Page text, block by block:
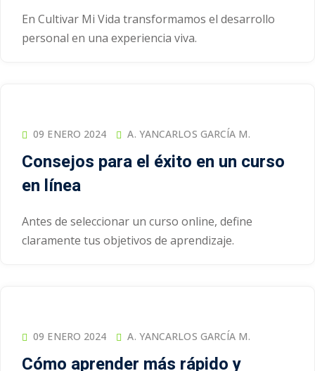
En Cultivar Mi Vida transformamos el desarrollo
personal en una experiencia viva.
09 ENERO 2024 A. YANCARLOS GARCÍA M.
Consejos para el éxito en un curso
en línea
Antes de seleccionar un curso online, define
claramente tus objetivos de aprendizaje.
09 ENERO 2024 A. YANCARLOS GARCÍA M.
Cómo aprender más rápido y